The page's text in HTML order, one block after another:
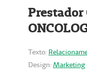
Prestador
Texto:
Design: Marketing